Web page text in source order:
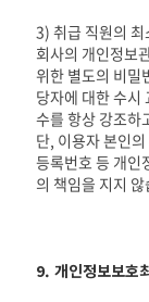
3) 취급 직원의 최
회사의 개인정보
위한 별도의 비밀
당자에 대한 수시
수를 항상 강조하
단, 이용자 본인
등록번호 등 개인
의 책임을 지지
9. 개인정보보호